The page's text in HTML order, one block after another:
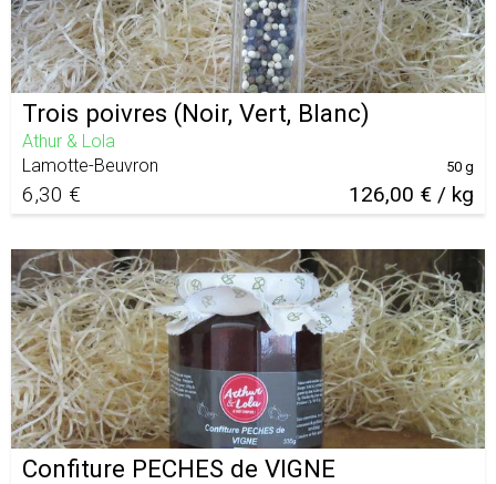
Trois poivres (Noir, Vert, Blanc)
Athur & Lola
Lamotte-Beuvron
6,30 € 126,00 € / kg
50 g
Confiture PECHES de VIGNE